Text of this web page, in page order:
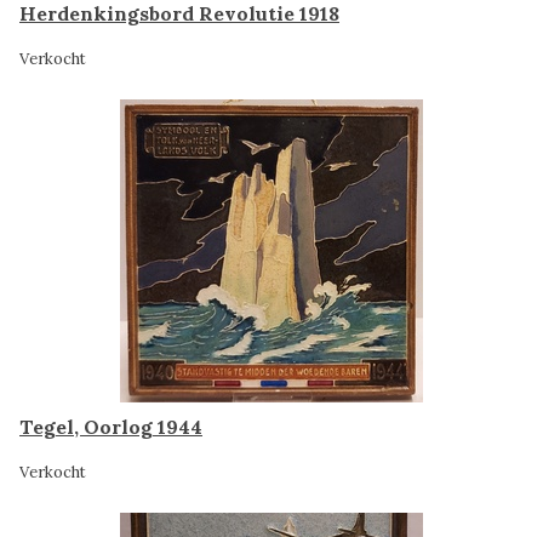
Herdenkingsbord Revolutie 1918
Verkocht
Tegel, Oorlog 1944
Verkocht